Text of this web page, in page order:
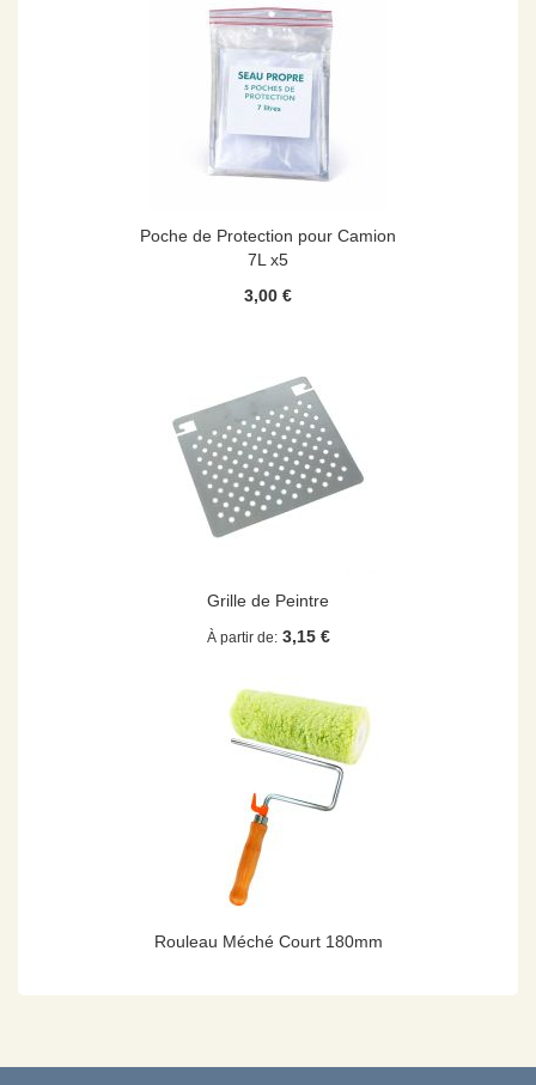
Poche de Protection pour Camion
7L x5
3,00 €
Grille de Peintre
À partir de 3,15 €
Rouleau Méché Court 180mm